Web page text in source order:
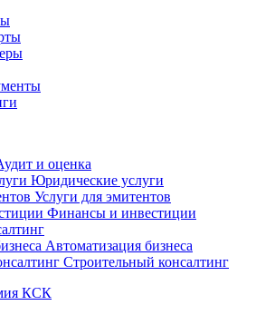
и оценка
Юридические услуги
Услуги для эмитентов
Финансы и инвестиции
Автоматизация бизнеса
Строительный консалтинг
КСК